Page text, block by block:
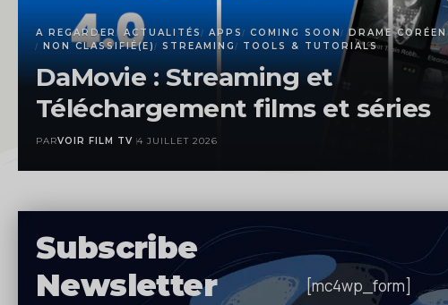
A REGARDER ACTUALITÉS APPS COMING SOON DRAME CORÉEN
NON CLASSIFIÉ(E)
STREAMING TOOLS & TUTORIALS
DaMovie : Streaming et
Téléchargement films et séries
PARVOIR FILM TV 4 JUILLET 2026
Subscribe
Newsletter
[mc4wp_form]